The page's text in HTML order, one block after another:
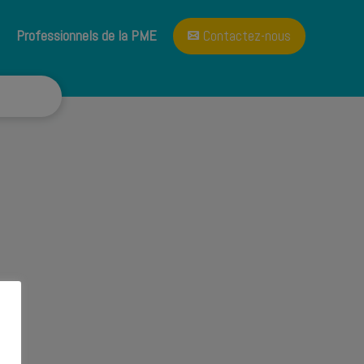
Professionnels de la PME Contactez-nous
A propos Blog